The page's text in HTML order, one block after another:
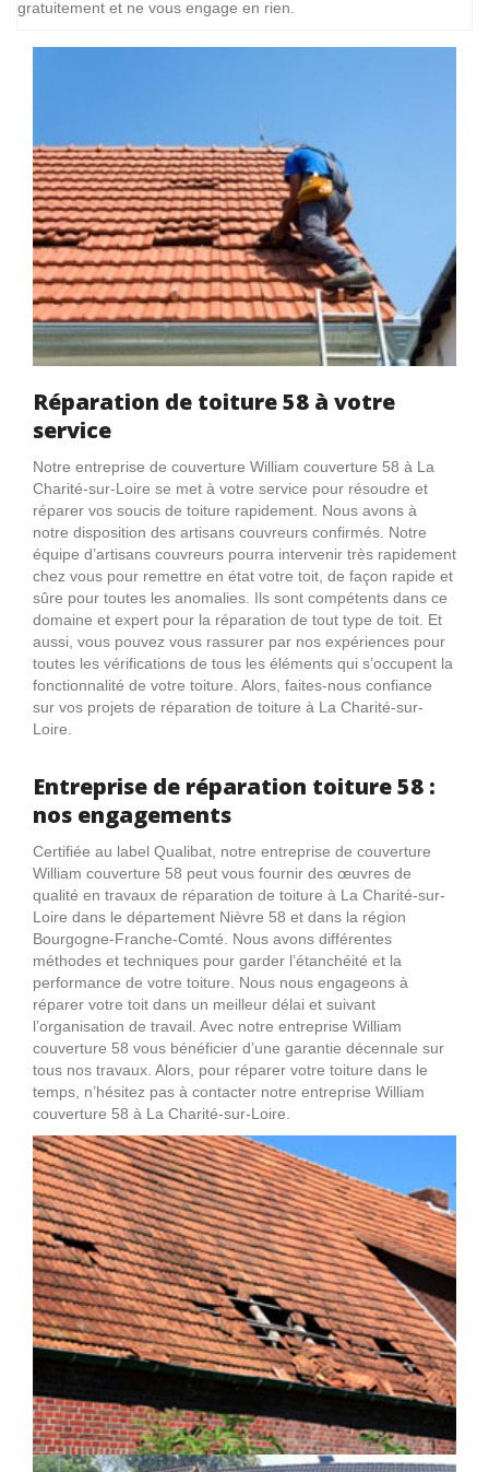
gratuitement et ne vous engage en rien.
Réparation de toiture 58 à votre
service
Notre entreprise de couverture William couverture 58 à La
Charité-sur-Loire se met à votre service pour résoudre et
réparer vos soucis de toiture rapidement. Nous avons à
notre disposition des artisans couvreurs confirmés. Notre
équipe d’artisans couvreurs pourra intervenir très rapidement
chez vous pour remettre en état votre toit, de façon rapide et
sûre pour toutes les anomalies. Ils sont compétents dans ce
domaine et expert pour la réparation de tout type de toit. Et
aussi, vous pouvez vous rassurer par nos expériences pour
toutes les vérifications de tous les éléments qui s’occupent la
fonctionnalité de votre toiture. Alors, faites-nous confiance
sur vos projets de réparation de toiture à La Charité-sur-
Loire.
Entreprise de réparation toiture 58 :
nos engagements
Certifiée au label Qualibat, notre entreprise de couverture
William couverture 58 peut vous fournir des œuvres de
qualité en travaux de réparation de toiture à La Charité-sur-
Loire dans le département Nièvre 58 et dans la région
Bourgogne-Franche-Comté. Nous avons différentes
méthodes et techniques pour garder l’étanchéité et la
performance de votre toiture. Nous nous engageons à
réparer votre toit dans un meilleur délai et suivant
l’organisation de travail. Avec notre entreprise William
couverture 58 vous bénéficier d’une garantie décennale sur
tous nos travaux. Alors, pour réparer votre toiture dans le
temps, n’hésitez pas à contacter notre entreprise William
couverture 58 à La Charité-sur-Loire.